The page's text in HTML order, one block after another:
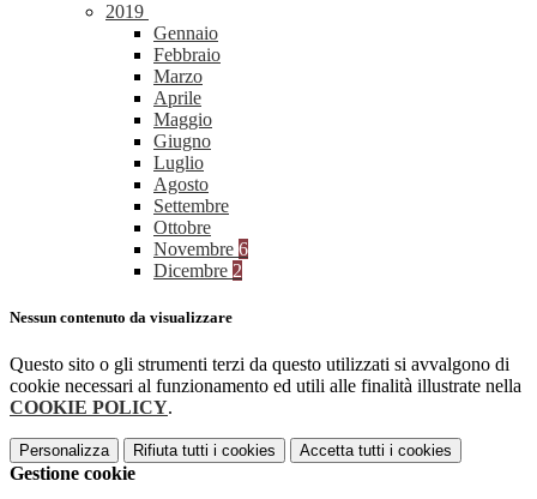
2019
Gennaio
Febbraio
Marzo
Aprile
Maggio
Giugno
Luglio
Agosto
Settembre
Ottobre
Novembre 6
Dicembre 2
Nessun contenuto da visualizzare
Questo sito o gli strumenti terzi da questo utilizzati si avvalgono di
cookie necessari al funzionamento ed utili alle finalità illustrate nella
COOKIE POLICY.
Personalizza Rifiuta tutti i cookies Accetta tutti i cookies
Gestione cookie